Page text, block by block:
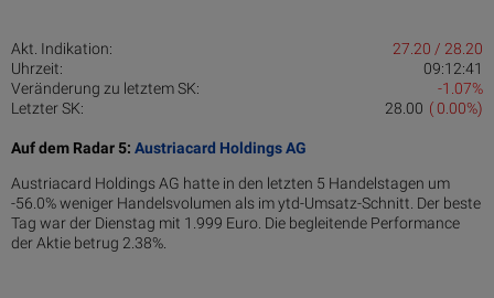
Akt. Indikation:
27.20 / 28.20
Uhrzeit:
09:12:41
Veränderung zu letztem SK:
-1.07%
Letzter SK:
( 0.00%)
28.00
Auf dem Radar 5: Austriacard Holdings AG
Austriacard Holdings AG hatte in den letzten 5 Handelstagen um
-56.0% weniger Handelsvolumen als im ytd-Umsatz-Schnitt. Der beste
Tag war der Dienstag mit 1.999 Euro. Die begleitende Performance
der Aktie betrug 2.38%.